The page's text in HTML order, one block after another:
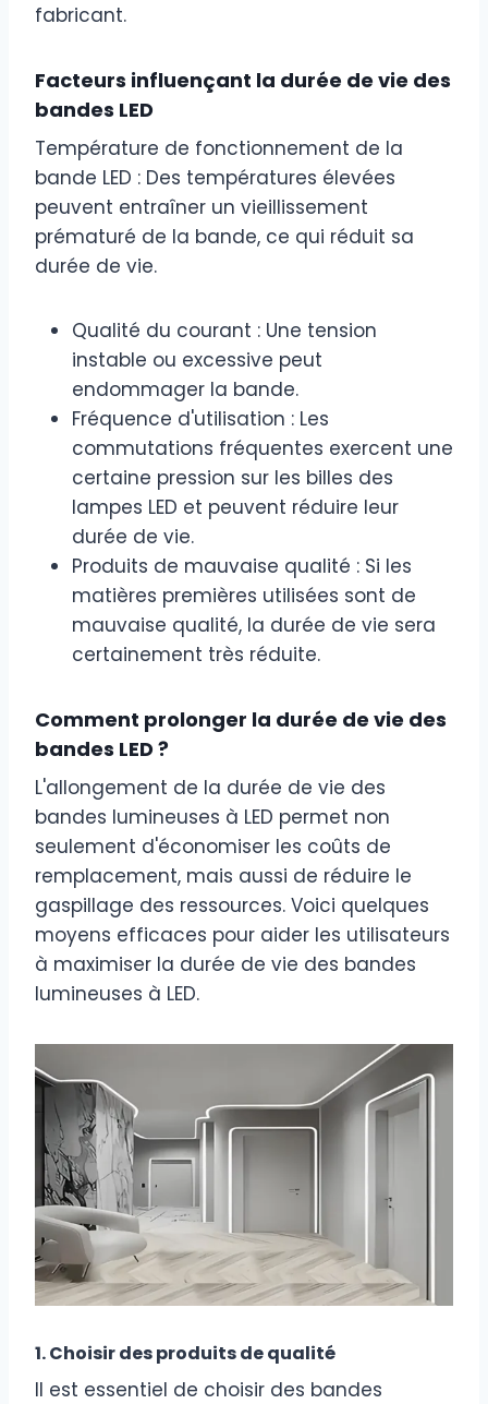
fabricant.
Facteurs influençant la durée de vie des
bandes LED
Température de fonctionnement de la
bande LED : Des températures élevées
peuvent entraîner un vieillissement
prématuré de la bande, ce qui réduit sa
durée de vie.
Qualité du courant : Une tension
instable ou excessive peut
endommager la bande.
Fréquence d'utilisation : Les
commutations fréquentes exercent une
certaine pression sur les billes des
lampes LED et peuvent réduire leur
durée de vie.
Produits de mauvaise qualité : Si les
matières premières utilisées sont de
mauvaise qualité, la durée de vie sera
certainement très réduite.
Comment prolonger la durée de vie des
bandes LED ?
L'allongement de la durée de vie des
bandes lumineuses à LED permet non
seulement d'économiser les coûts de
remplacement, mais aussi de réduire le
gaspillage des ressources. Voici quelques
moyens efficaces pour aider les utilisateurs
à maximiser la durée de vie des bandes
lumineuses à LED.
1. Choisir des produits de qualité
Il est essentiel de choisir des bandes